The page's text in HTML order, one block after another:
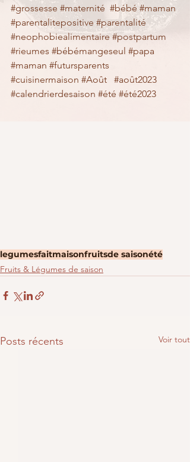
#grossesse #maternité #bébé #maman
#parentalitepositive #parentalité
#neophobiealimentaire #postpartum
#rieumes #bébémangeseul #papa
#maman #futursparents
#cuisinermaison #Août
#août2023
#calendrierdesaison #été #été2023
legumesfaitmaisonfruitsde saisonété
Fruits & Légumes de saison
Posts récents Voir tout